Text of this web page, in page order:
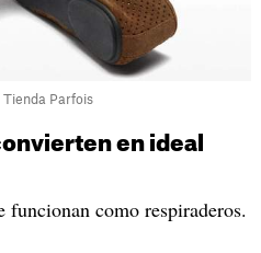
Parfois
en ideal
funcionan como respiraderos.